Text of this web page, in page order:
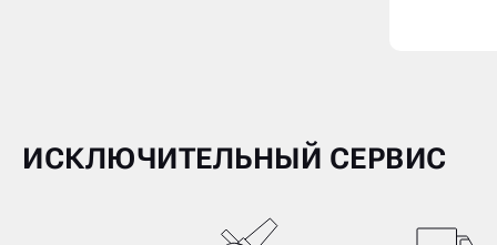
ИСКЛЮЧИТЕЛЬНЫЙ СЕРВИС